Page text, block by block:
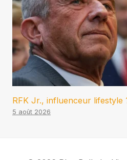
RFK Jr., influenceur lifestyle
5 août 2026